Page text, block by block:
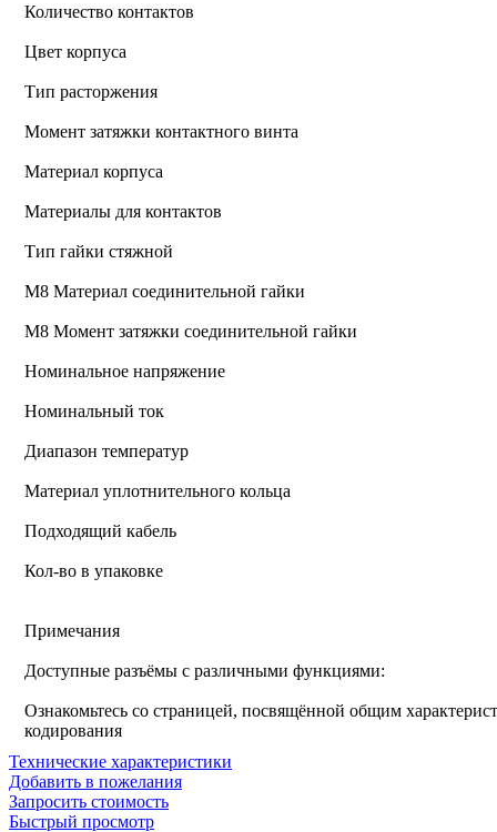
Количество контактов
Цвет корпуса
Тип расторжения
Момент затяжки контактного винта
Материал корпуса
Материалы для контактов
Тип гайки стяжной
М8 Материал соединительной гайки
M8 Момент затяжки соединительной гайки
Номинальное напряжение
Номинальный ток
Диапазон температур
Материал уплотнительного кольца
Подходящий кабель
Кол-во в упаковке
Примечания
Доступные разъёмы с различными функциями:
Ознакомьтесь со страницей, посвящённой общим
кодирования
Технические характеристики
Добавить в пожелания
Запросить стоимость
Быстрый просмотр